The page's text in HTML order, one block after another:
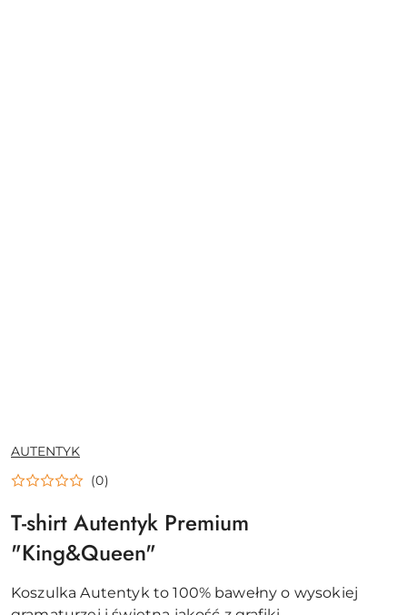
NAZWA
PRODUCENTA:
AUTENTYK
(0)
T-shirt Autentyk Premium
"King&Queen"
Koszulka Autentyk to 100% bawełny o wysokiej